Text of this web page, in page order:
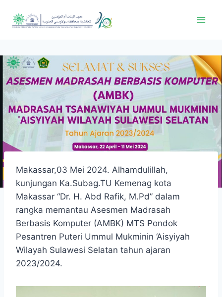
Makassar,03 Mei 2024. Alhamdulillah,
kunjungan Ka.Subag.TU Kemenag kota
Makassar “Dr. H. Abd Rafik, M.Pd” dalam
rangka memantau Asesmen Madrasah
Berbasis Komputer (AMBK) MTS Pondok
Pesantren Puteri Ummul Mukminin ‘Aisyiyah
Wilayah Sulawesi Selatan tahun ajaran
2023/2024.